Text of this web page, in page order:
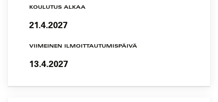
KOULUTUS ALKAA
21.4.2027
VIIMEINEN ILMOITTAUTUMISPÄIVÄ
13.4.2027